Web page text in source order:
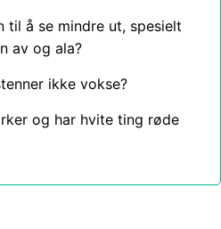
til å se mindre ut, spesielt
av og ala?
ikke vokse?
og har hvite ting røde